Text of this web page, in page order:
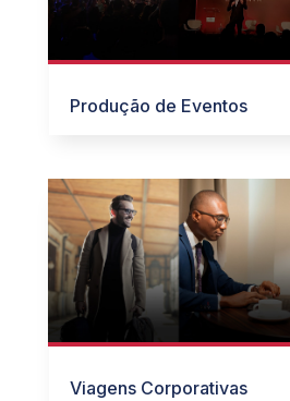
Produção de Eventos
Viagens Corporativas